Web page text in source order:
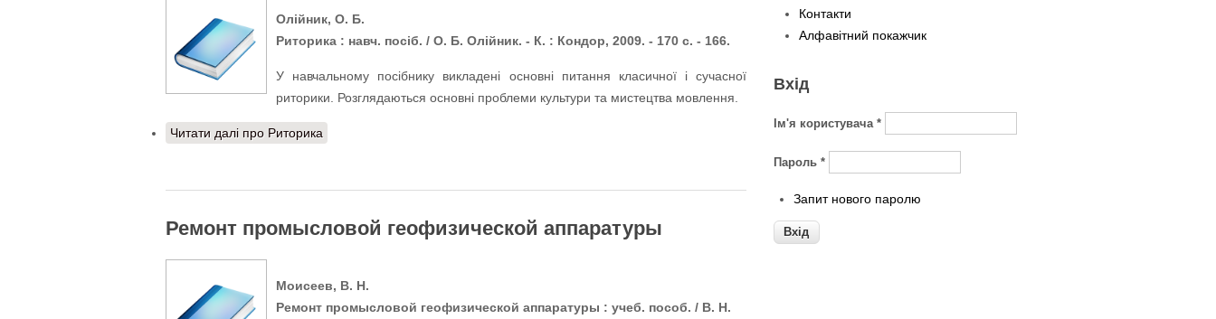
Олійник, О. Б.
Риторика : навч. посіб. / О. Б. Олійник. - К. : Кондор, 2009. - 170 с. - 166.
У навчальному посібнику викладені основні питання класичної і сучасної
риторики. Розглядаються основні проблеми культури та мистецтва мовлення.
Читати далі про Риторика
Ремонт промысловой геофизической аппаратуры
Моисеев, В. Н.
Ремонт промысловой геофизической аппаратуры : учеб. пособ. / В. Н.
Контакти
Алфавітний покажчик
Вхід
Ім'я користувача *
Пароль *
Запит нового паролю